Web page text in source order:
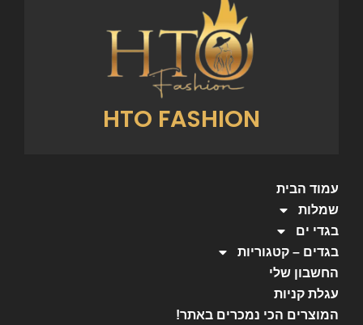
HTO FASHION
עמוד הבית
שמלות
בגדי ים
בגדים – קטגוריות
החשבון שלי
עגלת קניות
המוצרים הכי נמכרים באתר!